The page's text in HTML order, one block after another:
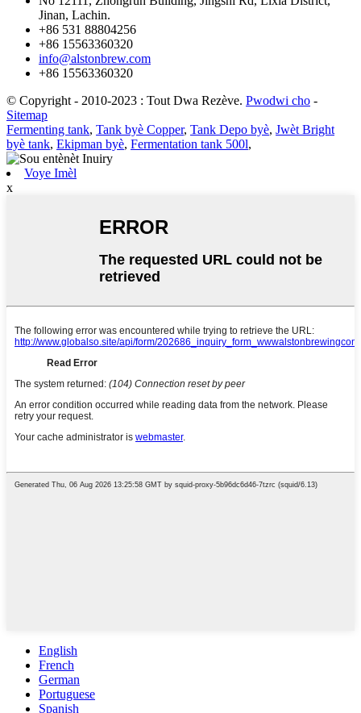
Jinan, Lachin.
+86 531 88804256
+86 15563360320
info@alstonbrew.com
+86 15563360320
© Copyright - 2010-2023 : Tout Dwa Rezève. Pwodwi cho -
Sitemap
Fermenting tank, Tank byè Copper, Tank Depo byè, Jwèt Bright
byè tank, Ekipman byè, Fermentation tank 500l,
Voye Imèl
x
English
French
German
Portuguese
Spanish